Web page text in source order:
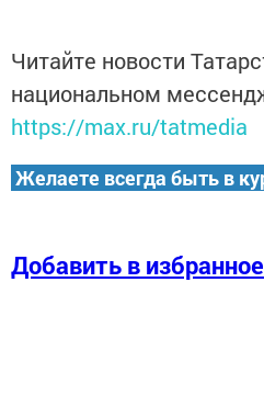
Читайте новости
национальном
https://max.ru/tatmedia
Желаете всегда быть в
Добавить в избранное